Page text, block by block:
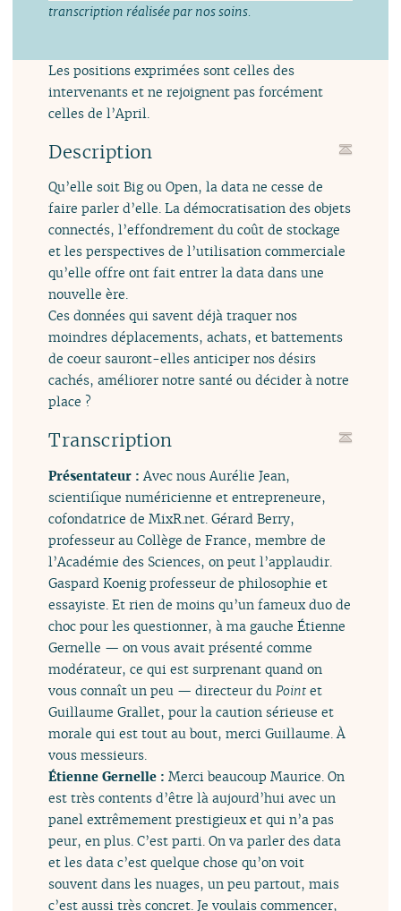
transcription réalisée par nos soins.
Les positions exprimées sont celles des
intervenants et ne rejoignent pas forcément
celles de l’April.
Description
Qu’elle soit Big ou Open, la data ne cesse de
faire parler d’elle. La démocratisation des objets
connectés, l’effondrement du coût de stockage
et les perspectives de l’utilisation commerciale
qu’elle offre ont fait entrer la data dans une
nouvelle ère.
Ces données qui savent déjà traquer nos
moindres déplacements, achats, et battements
de coeur sauront-elles anticiper nos désirs
cachés, améliorer notre santé ou décider à notre
place ?
Transcription
Présentateur :Avec nous Aurélie Jean,
scientifique numéricienne et entrepreneure,
cofondatrice de MixR.net. Gérard Berry,
professeur au Collège de France, membre de
l’Académie des Sciences, on peut l’applaudir.
Gaspard Koenig professeur de philosophie et
essayiste. Et rien de moins qu’un fameux duo de
choc pour les questionner, à ma gauche Étienne
Gernelle — on vous avait présenté comme
modérateur, ce qui est surprenant quand on
vous connaît un peu — directeur duPoint et
Guillaume Grallet, pour la caution sérieuse et
morale qui est tout au bout, merci Guillaume. À
vous messieurs.
Étienne Gernelle :Merci beaucoup Maurice. On
est très contents d’être là aujourd’hui avec un
panel extrêmement prestigieux et qui n’a pas
peur, en plus. C’est parti. On va parler des data
et les data c’est quelque chose qu’on voit
souvent dans les nuages, un peu partout, mais
c’est aussi très concret. Je voulais commencer,